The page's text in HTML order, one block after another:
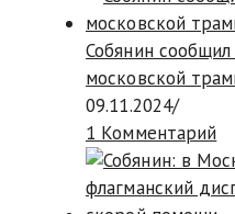
Собянин
московской
09.11.2024/
1 Комментарий